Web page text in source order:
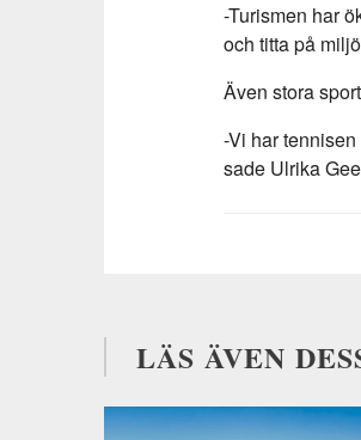
-Turismen har
och titta på
Även stora
-Vi har
sade Ulrika
LÄS ÄVEN